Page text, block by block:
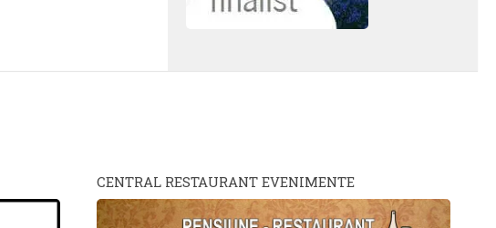
CENTRAL RESTAURANT EVENIMENTE